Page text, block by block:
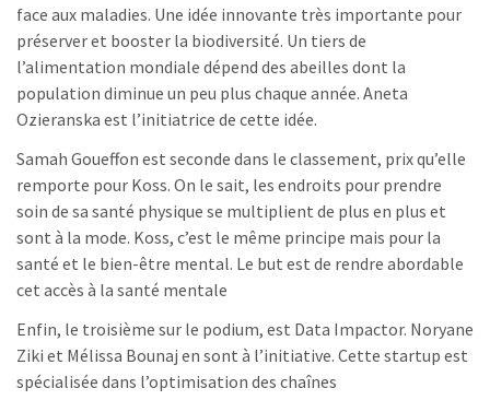
face aux maladies. Une idée innovante très importante pour
préserver et booster la biodiversité. Un tiers de
l’alimentation mondiale dépend des abeilles dont la
population diminue un peu plus chaque année. Aneta
Ozieranska est l’initiatrice de cette idée.
Samah Goueffon est seconde dans le classement, prix qu’elle
remporte pour Koss. On le sait, les endroits pour prendre
soin de sa santé physique se multiplient de plus en plus et
sont à la mode. Koss, c’est le même principe mais pour la
santé et le bien-être mental. Le but est de rendre abordable
cet accès à la santé mentale
Enfin, le troisième sur le podium, est Data Impactor. Noryane
Ziki et Mélissa Bounaj en sont à l’initiative. Cette startup est
spécialisée dans l’optimisation des chaînes